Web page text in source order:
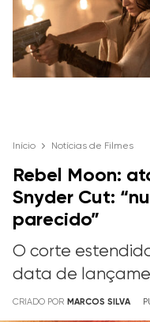
Início Notícias de Filmes
Rebel Moon:
Snyder Cut:
parecido”
O corte
data de
CRIADO POR MARCOS SILVA